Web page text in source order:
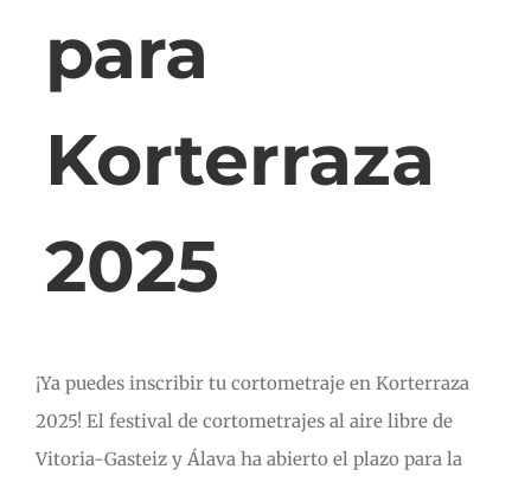
para
Korterraza
2025
¡Ya puedes inscribir tu cortometraje en Korterraza
2025! El festival de cortometrajes al aire libre de
Vitoria-Gasteiz y Álava ha abierto el plazo para la